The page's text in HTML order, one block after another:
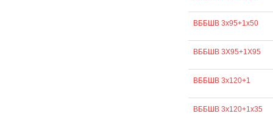
ВББШВ 3х95+1х50
ВББШВ 3Х95+1Х95
ВББШВ 3х120+1
ВББШВ 3х120+1х35